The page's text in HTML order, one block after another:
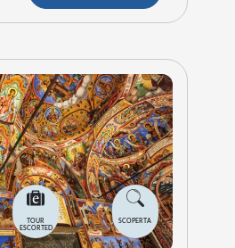
TOUR
ESCORTED
SCOPERTA